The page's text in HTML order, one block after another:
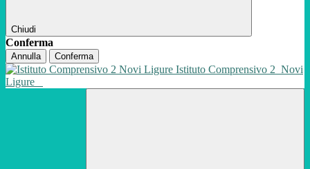
Chiudi
Conferma
Annulla Conferma
Istituto Comprensivo 2 Novi
Ligure